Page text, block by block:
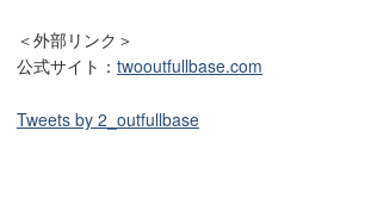
＜外部リンク＞
公式サイト： twooutfullbase.com
Tweets by 2_outfullbase